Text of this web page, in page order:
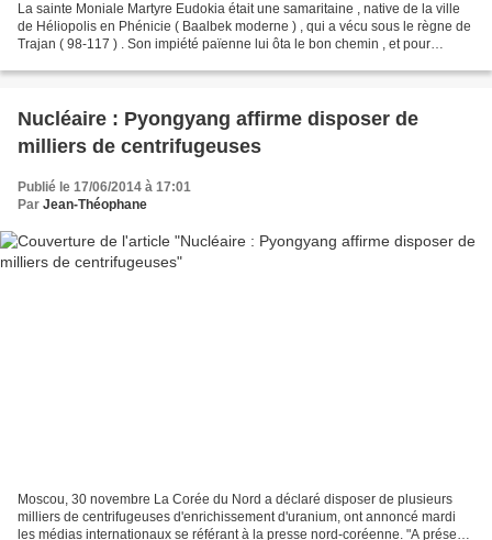
La sainte Moniale Martyre Eudokia était une samaritaine , native de la ville
de Héliopolis en Phénicie ( Baalbek moderne ) , qui a vécu sous le règne de
Trajan ( 98-117 ) . Son impiété païenne lui ôta le bon chemin , et pour
Nucléaire : Pyongyang affirme disposer de
milliers de centrifugeuses
Publié le 17/06/2014 à 17:01
Par Jean-Théophane
Moscou, 30 novembre La Corée du Nord a déclaré disposer de plusieurs
milliers de centrifugeuses d'enrichissement d'uranium, ont annoncé mardi
les médias internationaux se référant à la presse nord-coréenne. "A présent,